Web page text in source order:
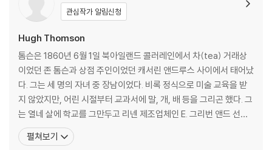
관심작가 알림신청
Hugh Thomson
톰슨은 1860년 6월 1일 북아일랜드 콜러레인에서 차(tea) 거래상
이었던 존 톰슨과 상점 주인이었던 캐서린 앤드루스 사이에서 태어났
다. 그는 세 명의 자녀 중 장남이었다. 비록 정식으로 미술 교육을 받
지 않았지만, 어린 시절부터 교과서에 말, 개, 배 등을 그리곤 했다. 그
는 열네 살에 학교를 그만두고 리넨 제조업체인 E. 그리번 앤드 선스
에서 사무원이 되었다. 그러나 몇 년 뒤 예술적 재능을 인정받고, 187
7년 인쇄 및 출판사 마커스 워드 앤드 컴퍼니에 채용되었다. 예술적
펼쳐보기